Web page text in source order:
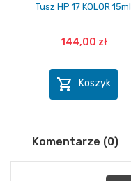
Tusz HP 17 KOLOR 15ml
144,00 zł
 Koszyk
Komentarze (0)